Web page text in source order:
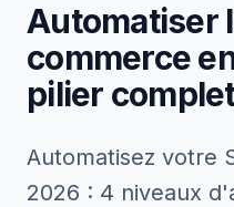
Automatiser
commerce
pilier
Automatisez votre
2026 : 4 niveaux